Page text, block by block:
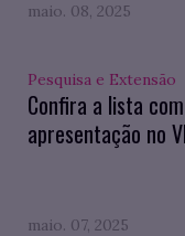
maio. 08, 2025
Pesquisa e Extensão
Confira a lista
apresentação no
maio. 07, 2025